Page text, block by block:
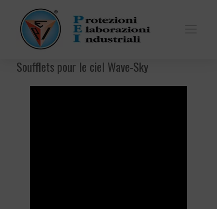
Soufflets pour le ciel Wave-Sky